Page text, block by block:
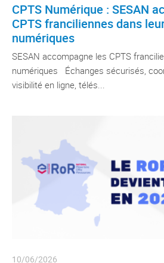
CPTS Numérique : SESAN
CPTS franciliennes dans
numériques
SESAN accompagne les CPTS
numériques Échanges sécurisés,
visibilité en ligne, télés...
10/06/2026